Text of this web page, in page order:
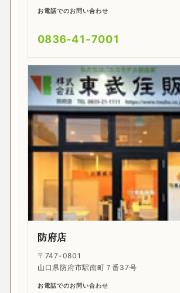
お電話でのお問い合わせ
0836-41-7001
防府店
〒747-0801
山口県防府市駅南町７番37号
お電話でのお問い合わせ